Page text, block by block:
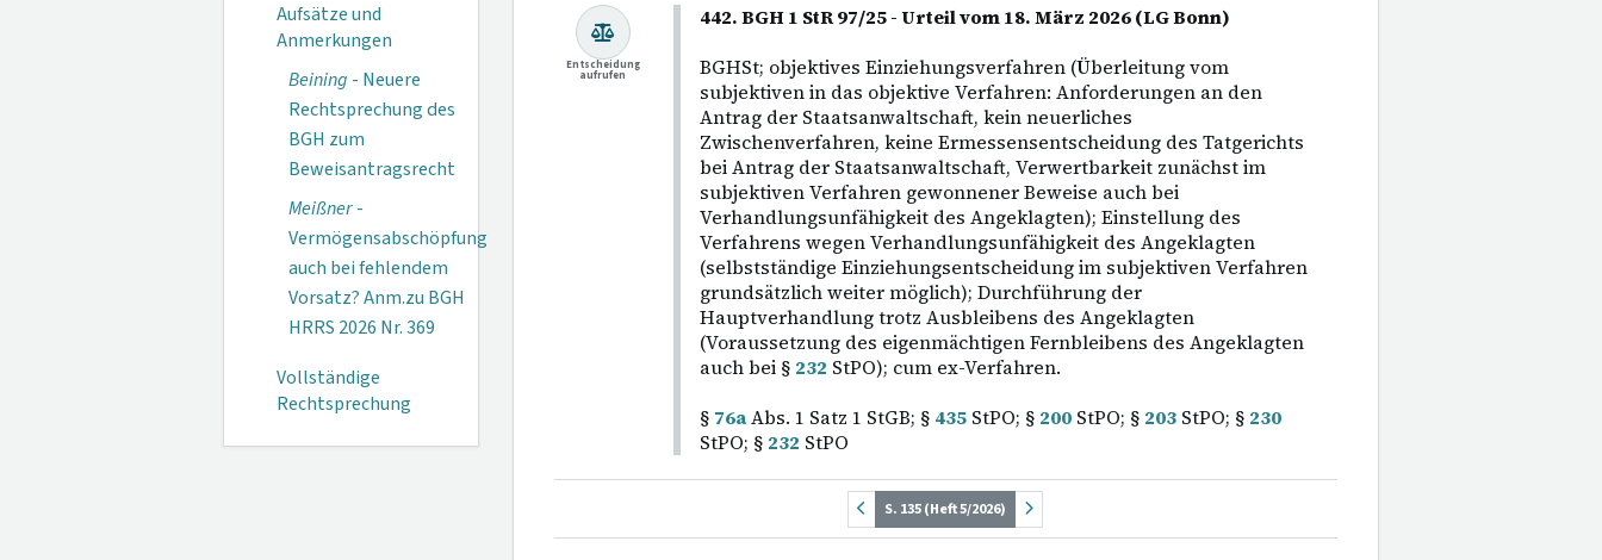
Aufsätze und
Anmerkungen
Beining - Neuere
Rechtsprechung des
BGH zum
Beweisantragsrecht
Meißner-
Vermögensabschöpfung
auch bei fehlendem
Vorsatz? Anm.zu BGH
HRRS 2026 Nr. 369
Vollständige
Rechtsprechung
442. BGH 1 StR 97/25 - Urteil vom 18. März 2026 (LG Bonn)
BGHSt; objektives Einziehungsverfahren (Überleitung vom
subjektiven in das objektive Verfahren: Anforderungen an den
Antrag der Staatsanwaltschaft, kein neuerliches
Zwischenverfahren, keine Ermessensentscheidung des Tatgerichts
bei Antrag der Staatsanwaltschaft, Verwertbarkeit zunächst im
subjektiven Verfahren gewonnener Beweise auch bei
Verhandlungsunfähigkeit des Angeklagten); Einstellung des
Verfahrens wegen Verhandlungsunfähigkeit des Angeklagten
(selbstständige Einziehungsentscheidung im subjektiven Verfahren
grundsätzlich weiter möglich); Durchführung der
Hauptverhandlung trotz Ausbleibens des Angeklagten
(Voraussetzung des eigenmächtigen Fernbleibens des Angeklagten
auch bei § 232 StPO); cum ex-Verfahren.
§ 76aAbs. 1 Satz 1 StGB; § 435StPO; § 200StPO; § 203StPO; § 230
StPO; § 232 StPO
Entscheidung
aufrufen
S. 135 (Heft 5/2026)